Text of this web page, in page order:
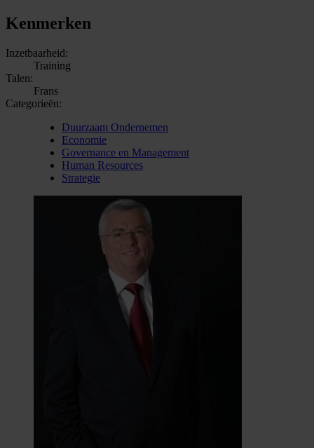
Kenmerken
Inzetbaarheid:
Training
Talen:
Frans
Categorieën:
Duurzaam Ondernemen
Economie
Governance en Management
Human Resources
Strategie